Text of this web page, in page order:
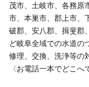
茂市、土岐市、各務原
市、本巣市、郡上市、
破郡、安八郡、揖斐郡
ど岐阜全域での水道の
修理、交換、洗浄等の
〈お電話一本でどこへ